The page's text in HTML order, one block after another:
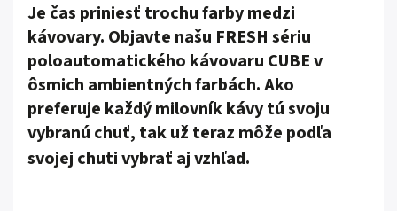
Je čas priniesť trochu farby medzi
kávovary. Objavte našu FRESH sériu
poloautomatického kávovaru CUBE v
ôsmich ambientných farbách. Ako
preferuje každý milovník kávy tú svoju
vybranú chuť, tak už teraz môže podľa
svojej chuti vybrať aj vzhľad.